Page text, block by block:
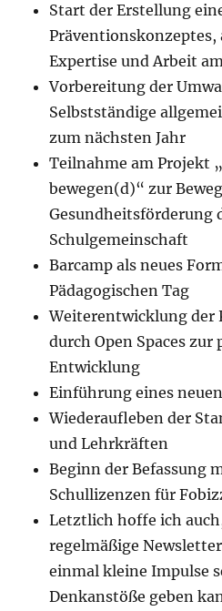
Start der Erstellung
Expertise und Arbeit
Vorbereitung der
Selbstständige
zum nächsten Jahr
Teilnahme am Projekt
bewegen(d)“ zur
Gesundheitsförderung
Schulgemeinschaft
Barcamp als neues
Pädagogischen Tag
Weiterentwicklung der
durch Open Spaces zur
Entwicklung
Einführung eines
Wiederaufleben der
und Lehrkräften
Beginn der Befassung
Schullizenzen für
Letztlich hoffe ich
regelmäßige
einmal kleine Impulse
Denkanstöße geben